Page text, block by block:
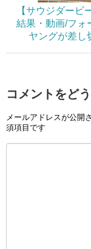
【サウジダービ
結果・動画/フォ
ヤングが差し
コメントをど
メールアドレスが公開
須項目です